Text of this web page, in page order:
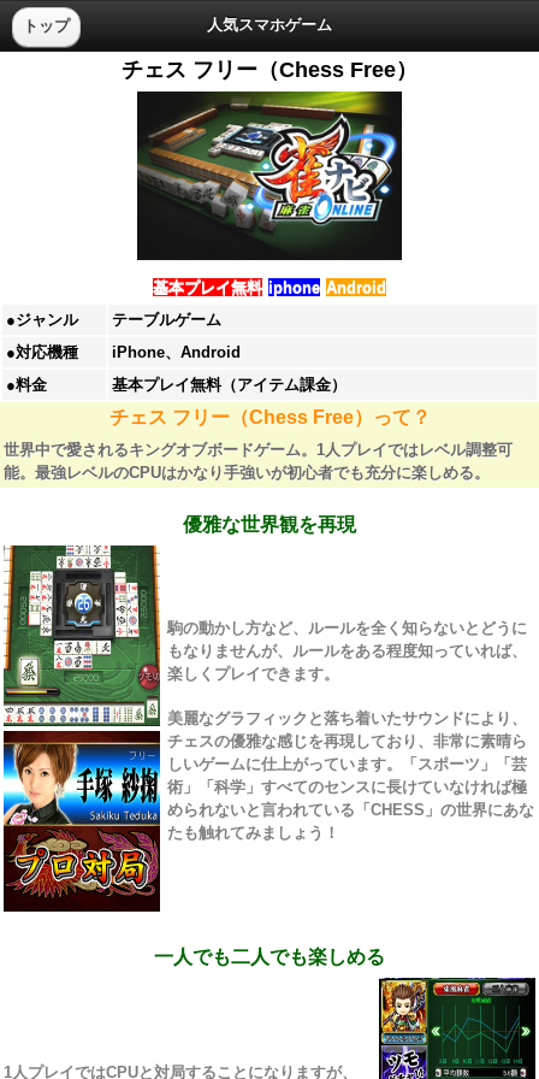
トップ 人気スマホゲーム
チェス フリー（Chess Free）
基本プレイ無料 iphone Android
●ジャンル
テーブルゲーム
●対応機種
iPhone、Android
●料金
基本プレイ無料（アイテム課金）
チェス フリー（Chess Free）って？
世界中で愛されるキングオブボードゲーム。1人プレイではレベル調整可
能。最強レベルのCPUはかなり手強いが初心者でも充分に楽しめる。
優雅な世界観を再現
駒の動かし方など、ルールを全く知らないとどうに
もなりませんが、ルールをある程度知っていれば、
楽しくプレイできます。
美麗なグラフィックと落ち着いたサウンドにより、
チェスの優雅な感じを再現しており、非常に素晴ら
しいゲームに仕上がっています。「スポーツ」「芸
術」「科学」すべてのセンスに長けていなければ極
められないと言われている「CHESS」の世界にあな
たも触れてみましょう！
一人でも二人でも楽しめる
1人プレイではCPUと対局することになりますが、